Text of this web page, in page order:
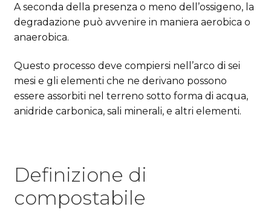
A seconda della presenza o meno dell’ossigeno, la
degradazione può avvenire in maniera aerobica o
anaerobica.
Questo processo deve compiersi nell’arco di sei
mesi e gli elementi che ne derivano possono
essere assorbiti nel terreno sotto forma di acqua,
anidride carbonica, sali minerali, e altri elementi.
Definizione di
compostabile